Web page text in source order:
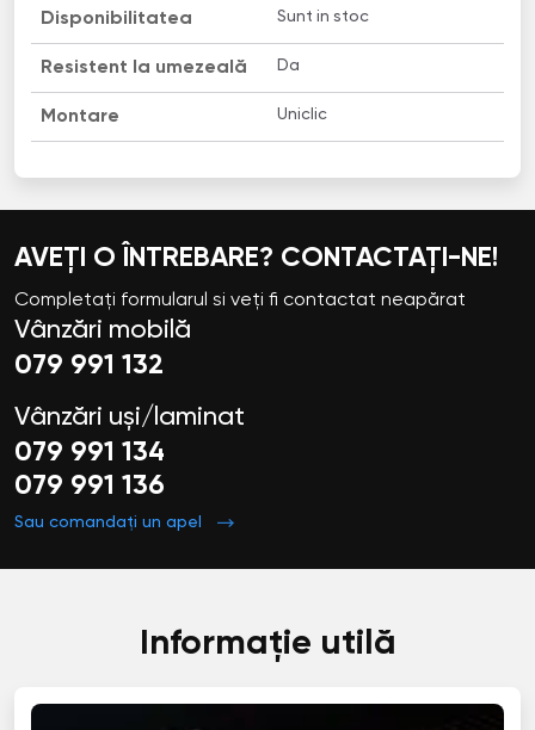
Disponibilitatea Sunt in stoc
Resistent la umezeală Da
Montare Uniclic
AVEȚI O ÎNTREBARE? CONTACTAȚI-NE!
Completați formularul si veți fi contactat neapărat
Vânzări mobilă
079 991 132
Vânzări uși/laminat
079 991 134
079 991 136
Sau comandați un apel
Informație utilă